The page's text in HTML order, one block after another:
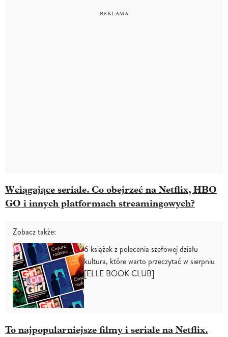
Wciągające seriale. Co obejrzeć na Netflix, HBO
GO i innych platformach streamingowych?
Zobacz także:
6 książek z polecenia szefowej działu
kultura, które warto przeczytać w sierpniu
[ELLE BOOK CLUB]
To najpopularniejsze filmy i seriale na Netflix.